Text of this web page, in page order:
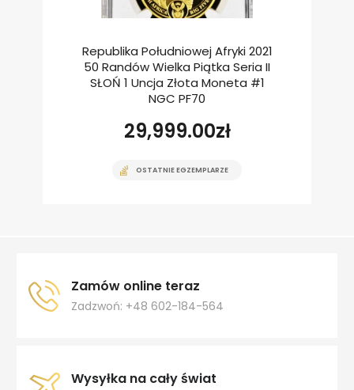
Republika Południowej Afryki 2021
50 Randów Wielka Piątka Seria II
SŁOŃ 1 Uncja Złota Moneta #1
NGC PF70
29,999.00zł
OSTATNIE EGZEMPLARZE
Zamów online teraz
Zadzwoń: +48 602-184-564
Wysyłka na cały świat